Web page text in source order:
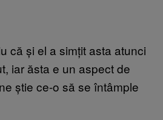
că și el a simțit asta atunci
iar ăsta e un aspect de
știe ce-o să se întâmple